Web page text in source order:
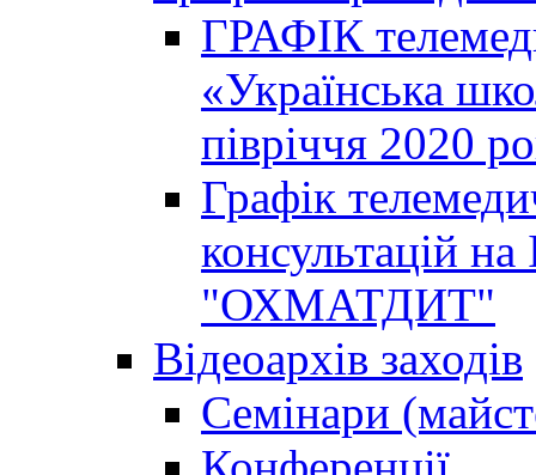
ГРАФІК
«Українська
півріччя 2020
Графік
консультацій
"ОХМАТДИТ"
Відеоархів заходів
Семінари